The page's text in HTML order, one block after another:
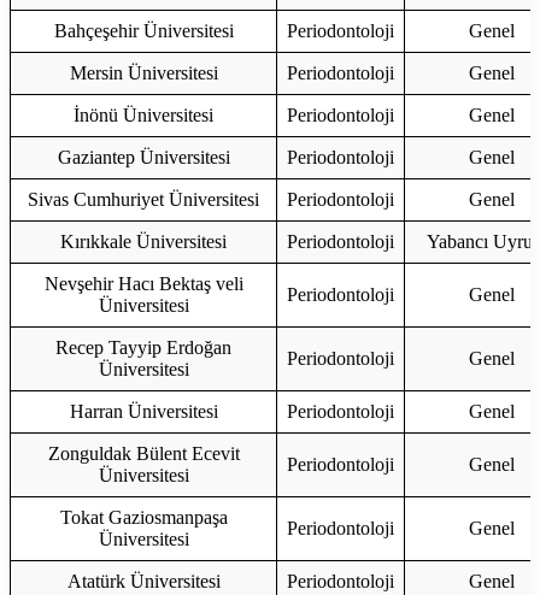
Bahçeşehir Üniversitesi Periodontoloji Genel
Mersin Üniversitesi Periodontoloji Genel
İnönü Üniversitesi Periodontoloji Genel
Gaziantep Üniversitesi Periodontoloji Genel
Sivas Cumhuriyet Üniversitesi Periodontoloji Genel
Kırıkkale Üniversitesi Periodontoloji Yabancı
Nevşehir Hacı Bektaş veli
Üniversitesi
Periodontoloji Genel
Recep Tayyip Erdoğan
Üniversitesi
Periodontoloji Genel
Harran Üniversitesi Periodontoloji Genel
Zonguldak Bülent Ecevit
Üniversitesi
Periodontoloji Genel
Tokat Gaziosmanpaşa
Üniversitesi
Periodontoloji Genel
Atatürk Üniversitesi Periodontoloji Genel